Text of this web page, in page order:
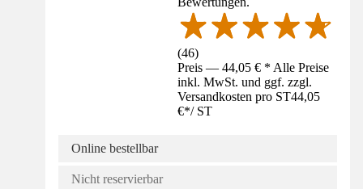
(46)
Preis — 44,05 € * Alle Preise
inkl. MwSt. und ggf. zzgl.
Versandkosten pro ST44,05
€*/ ST
Online bestellbar
Nicht reservierbar